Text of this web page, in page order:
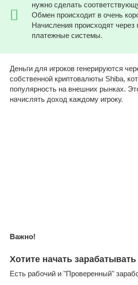
нужно сделать
Обмен происходит в очень
Начисления происходят через
платежные системы.
Деньги для игроков генерируются
собственной криптовалюты Shiba,
популярность на внешних рынках.
начислять доход каждому игроку.
Важно!
Хотите начать
Есть рабочий и "Проверенный"